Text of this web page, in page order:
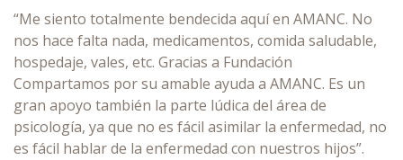
“Me siento totalmente bendecida aquí en AMANC. No
nos hace falta nada, medicamentos, comida saludable,
hospedaje, vales, etc. Gracias a Fundación
Compartamos por su amable ayuda a AMANC. Es un
gran apoyo también la parte lúdica del área de
psicología, ya que no es fácil asimilar la enfermedad, no
es fácil hablar de la enfermedad con nuestros hijos”.